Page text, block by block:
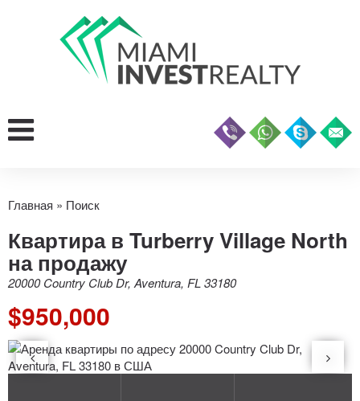
Главная » Поиск
Квартира в Turberry Village North
на продажу
20000 Country Club Dr, Aventura, FL 33180
$950,000